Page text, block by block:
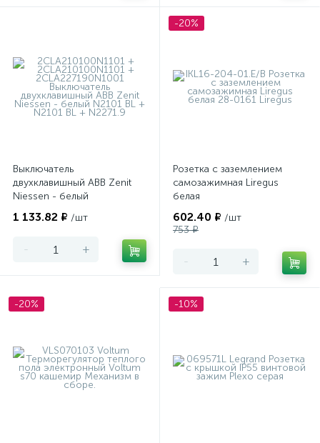
Выключатель
двухклавишный ABB Zenit
Niessen - белый
1 133.82 ₽ /шт
- +
-20%
Розетка с заземлением
самозажимная Liregus
белая
602.40 ₽ /шт
753 ₽
- +
-20% -10%